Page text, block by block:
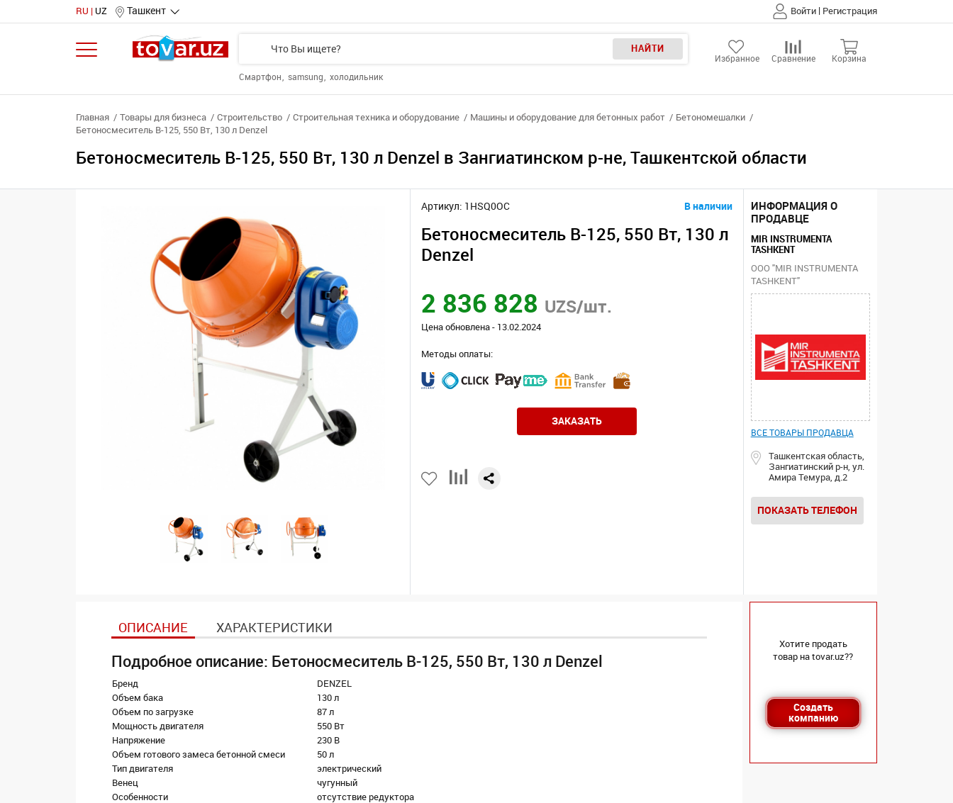
RU UZ Ташкент Войти | Регистрация
НАЙТИ
Смартфон samsung холодильник
Избранное Сравнение Корзина
Главная Товары для бизнеса Строительство Строительная техника и оборудование Машины и оборудование для бетонных работ
Бетономешалки
Бетоносмеситель B-125, 550 Вт, 130 л Denzel
Бетоносмеситель B-125, 550 Вт, 130 л Denzel в Зангиатинском р-не, Ташкентской области
Артикул: 1HSQ0OC В наличии
Бетоносмеситель B-125, 550 Вт, 130 л
Denzel
2 836 828 UZS/шт.
Цена обновлена - 13.02.2024
Методы оплаты:
ЗАКАЗАТЬ
ИНФОРМАЦИЯ О
ПРОДАВЦЕ
MIR INSTRUMENTA
TASHKENT
ООО "MIR INSTRUMENTA
TASHKENT"
ВСЕ ТОВАРЫ ПРОДАВЦА
Ташкентская область,
Зангиатинский р-н, ул.
Амира Темура, д.2
ПОКАЗАТЬ ТЕЛЕФОН
ОПИСАНИЕ ХАРАКТЕРИСТИКИ
Подробное описание: Бетоносмеситель B-125, 550 Вт, 130 л Denzel
Бренд
DENZEL
Объем бака
130 л
Объем по загрузке
87 л
Мощность двигателя
550 Вт
Напряжение
230 В
Объем готового замеса бетонной смеси
50 л
Тип двигателя
электрический
Венец
чугунный
Особенности
отсутствие редуктора
Хотите продать
товар на tovar.uz??
Создать
компанию